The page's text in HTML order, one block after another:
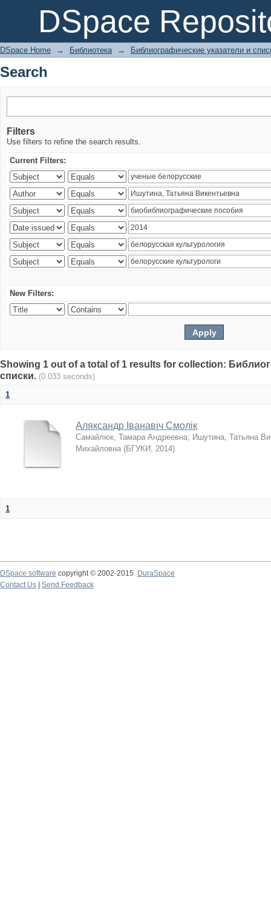
DSpace
Search
DSpace Home → Библиотека → Библиографические указатели и
Search
Filters
Use filters to refine the search results.
Current Filters:
New Filters:
Showing 1 out of a total of 1 results for collection:
списки. (0.033 seconds)
1
Аляксандр Іванавіч Смолік
Самайлюк, Тамара Андреевна; Ишутина, Татьяна
Михайловна (БГУКИ, 2014)
1
DSpace software copyright © 2002-2015
DuraSpace
Contact Us
Send Feedback